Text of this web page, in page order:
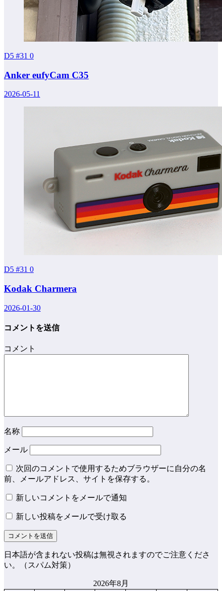
D5 #31 0
Anker eufyCam C35
2026-05-11
D5 #31 0
Kodak Charmera
2026-01-30
コメントを送信
コメント
名称
メール
次回のコメントで使用するためブラウザーに自分の名
前、メールアドレス、サイトを保存する。
新しいコメントをメールで通知
新しい投稿をメールで受け取る
日本語が含まれない投稿は無視されますのでご注意くださ
い。（スパム対策）
2026年8月